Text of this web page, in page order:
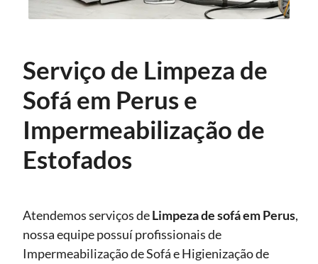
Serviço de Limpeza de
Sofá em Perus e
Impermeabilização de
Estofados
Atendemos serviços deLimpeza de sofáem Perus,
nossa equipe possuí profissionais de
Impermeabilização de Sofá e Higienização de